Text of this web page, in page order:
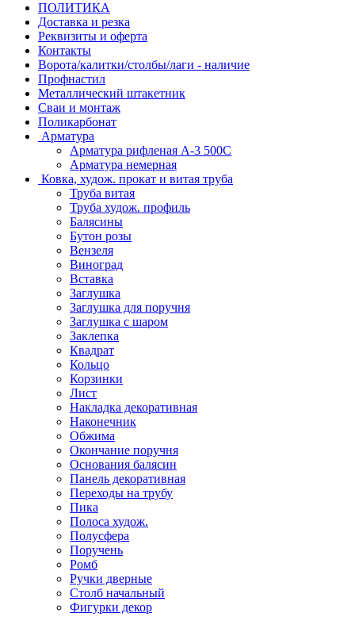
ПОЛИТИКА
Доставка и резка
Реквизиты и оферта
Контакты
Ворота/калитки/столбы/лаги - наличие
Профнастил
Металлический штакетник
Сваи и монтаж
Поликарбонат
Арматура
Арматура рифленая А-3 500С
Арматура немерная
Ковка, худож. прокат и витая труба
Труба витая
Труба худож. профиль
Балясины
Бутон розы
Вензеля
Виноград
Вставка
Заглушка
Заглушка для поручня
Заглушка с шаром
Заклепка
Квадрат
Кольцо
Корзинки
Лист
Накладка декоративная
Наконечник
Обжима
Окончание поручня
Основания балясин
Панель декоративная
Переходы на трубу
Пика
Полоса худож.
Полусфера
Поручень
Ромб
Ручки дверные
Столб начальный
Фигурки декор